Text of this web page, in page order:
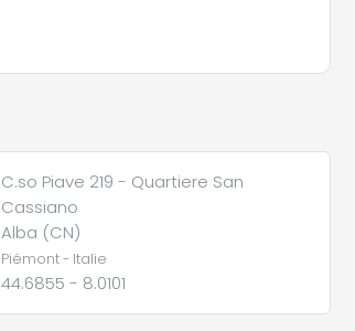
C.so Piave 219 - Quartiere San
Cassiano
Alba (CN)
Piémont - Italie
44.6855 - 8.0101